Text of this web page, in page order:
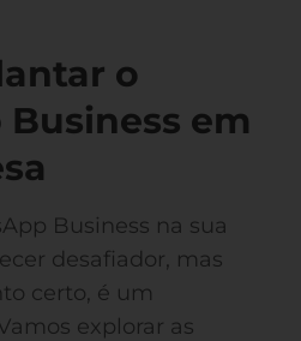
o
em
Business na sua
desafiador, mas
certo, é um
explorar as